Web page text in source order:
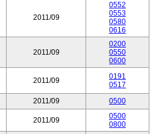
2011/09
0552
0553
0580
0616
2011/09
0200
0550
0600
2011/09
0191
0517
2011/09 0500
2011/09
0500
0800